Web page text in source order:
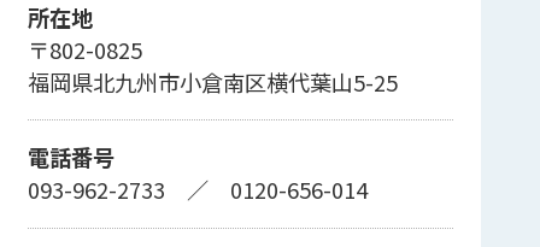
所在地
〒802-0825
福岡県北九州市小倉南区横代葉山5-25
電話番号
093-962-2733 ／ 0120-656-014